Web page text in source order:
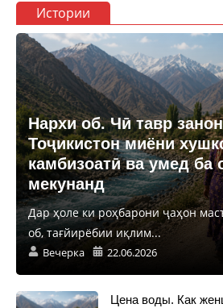
Истории
Нархи об. Чӣ тавр
Тоҷикистон миёни
камбизоатӣ ва умед ба
мекунанд
Дар ҳоле ки роҳбарони ҷаҳон
об, тағйирёбии иқлим...
Вечерка 22.06.2026
Цена воды. Как